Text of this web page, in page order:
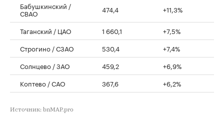
Бабушкинский /
СВАО 474,4 +11,3%
Таганский / ЦАО 1 660,1
+7,5%
Строгино / СЗАО
530,4
+7,4%
Солнцево / ЗАО
459,2
+6,9%
Коптево / САО
367,6 +6,2%
Источник: bnMAP.pro